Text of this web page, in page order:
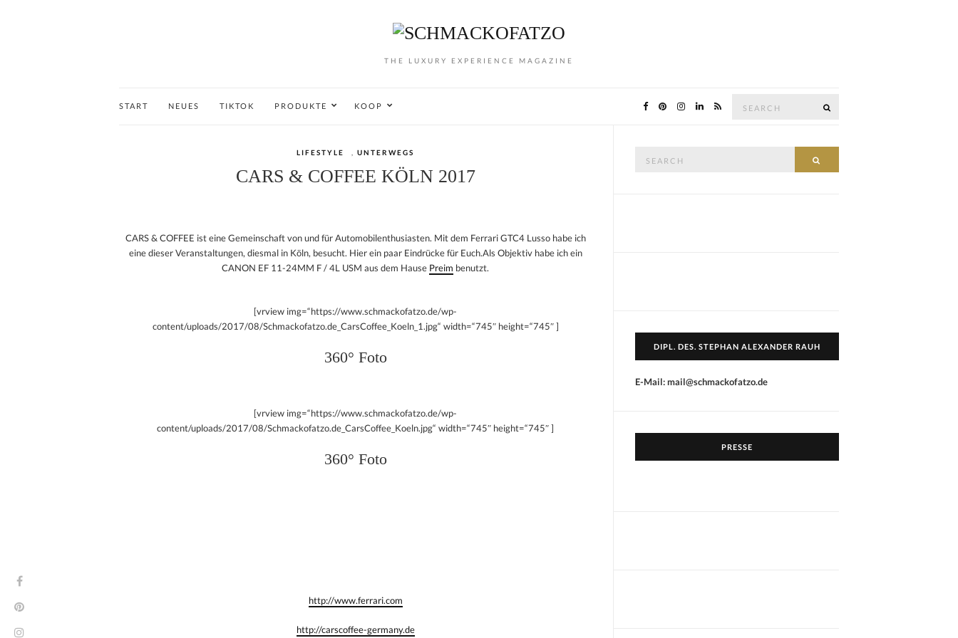
THE LUXURY EXPERIENCE MAGAZINE
START NEUES TIKTOK PRODUKTE KOOP
LIFESTYLE ,UNTERWEGS
CARS & COFFEE KÖLN 2017
CARS & COFFEE ist eine Gemeinschaft von und für Automobilenthusiasten. Mit dem Ferrari GTC4 Lusso habe ich
eine dieser Veranstaltungen, diesmal in Köln, besucht. Hier ein paar Eindrücke für Euch.Als Objektiv habe ich ein
CANON EF 11-24MM F / 4L USM aus dem Hause Preim benutzt.
[vrview img=“https://www.schmackofatzo.de/wp-
content/uploads/2017/08/Schmackofatzo.de_CarsCoffee_Koeln_1.jpg“ width=“745″ height=“745″ ]
360° Foto
[vrview img=“https://www.schmackofatzo.de/wp-
content/uploads/2017/08/Schmackofatzo.de_CarsCoffee_Koeln.jpg“ width=“745″ height=“745″ ]
360° Foto
http://www.ferrari.com
http://carscoffee-germany.de
DIPL. DES. STEPHAN ALEXANDER RAUH
E-Mail: mail@schmackofatzo.de
PRESSE